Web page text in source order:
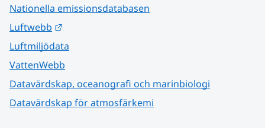
Nationella emissionsdatabasen
Luftwebb
Luftmiljödata
VattenWebb
Datavärdskap, oceanografi och marinbiologi
Datavärdskap för atmosfärkemi